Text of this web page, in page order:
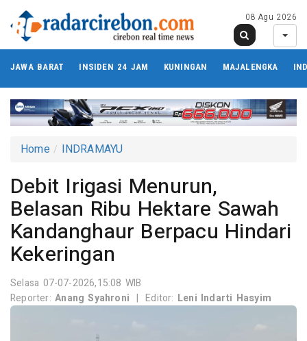
08 Agu 2026
JAWA BARAT INSIDEN 24 JAM KUNINGAN MAJALENGKA
Home INDRAMAYU
Debit Irigasi Menurun,
Belasan Ribu Hektare Sawah
Kandanghaur Berpacu Hindari
Kekeringan
Selasa 07-07-2026,15:08 WIB
Reporter:Anang Syahroni | Editor: Leni Indarti Hasyim